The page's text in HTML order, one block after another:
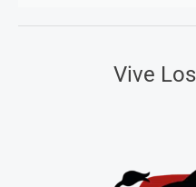
Vive